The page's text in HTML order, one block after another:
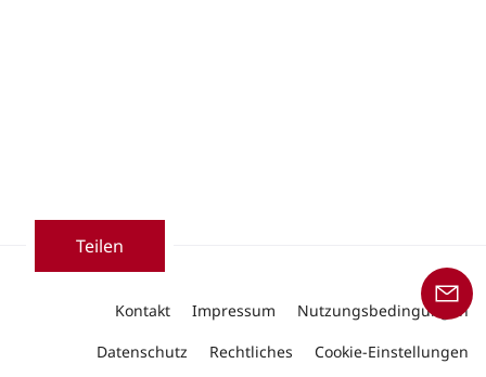
Teilen
Kontakt Impressum
Nutzungsbedingungen
Datenschutz
Rechtliches Cookie-Einstellungen